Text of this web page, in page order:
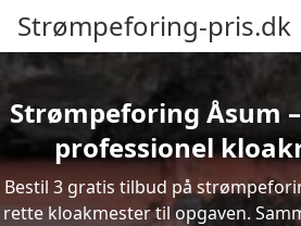
Strømpeforing-pris.dk
Strømpeforing Åsum
professionel
Bestil 3 gratis tilbud på
rette kloakmester til opgaven.